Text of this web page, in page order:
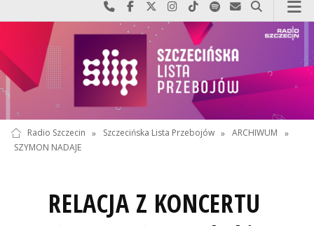
Najlepiej po prostu do nas zadzwoń
Odwiedź nas na Facebook-u
Odwiedź nas na X
Odwiedź nas na Instagram-ie
Odwiedź nas na TikTok-u
Szukaj nas na Spotify
Wyślij do nas
Szukaj
Radio Szczecin » Szczecińska Lista Przebojów » ARCHIWUM
»
SZYMON NADAJE
RELACJA Z KONCERTU